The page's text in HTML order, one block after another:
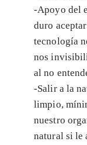
-Apoyo del
duro
tecnología
nos
al no
-Salir a la
limpio,
nuestro
natural si le